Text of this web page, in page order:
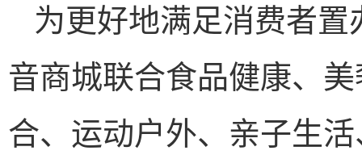
为更好地满足消费者
音商城联合食品健康、
合、运动户外、亲子生